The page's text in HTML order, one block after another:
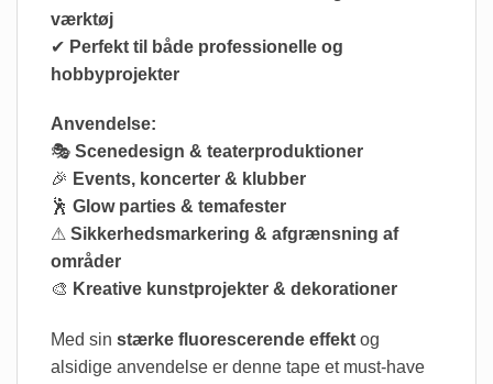
værktøj
✔ Perfekt til både professionelle og
hobbyprojekter
Anvendelse:
🎭 Scenedesign & teaterproduktioner
🎉 Events, koncerter & klubber
🕺 Glow parties & temafester
⚠ Sikkerhedsmarkering & afgrænsning af
områder
🎨 Kreative kunstprojekter & dekorationer
Med sin stærke fluorescerende effekt og
alsidige anvendelse er denne tape et must-have